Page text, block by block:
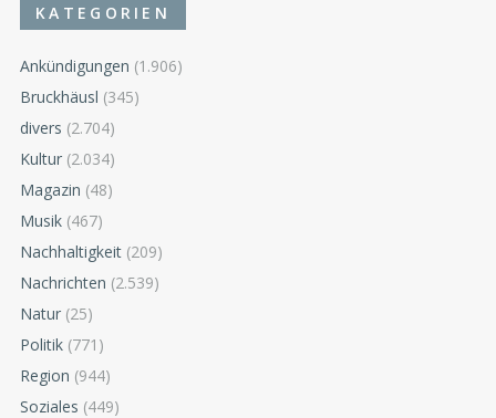
KATEGORIEN
Ankündigungen (1.906)
Bruckhäusl (345)
divers (2.704)
Kultur (2.034)
Magazin (48)
Musik (467)
Nachhaltigkeit (209)
Nachrichten (2.539)
Natur (25)
Politik (771)
Region (944)
Soziales (449)